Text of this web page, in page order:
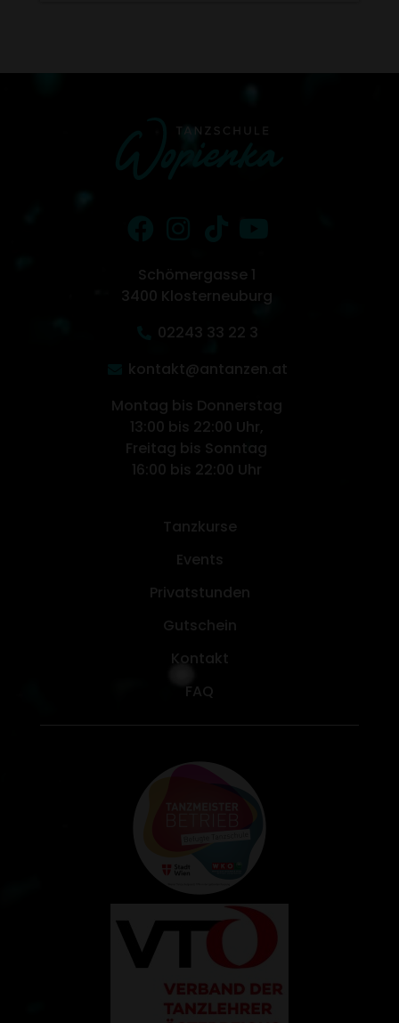
Schömergasse 1
3400 Klosterneuburg
02243 33 22 3
kontakt@antanzen.at
Montag bis Donnerstag
13:00 bis 22:00 Uhr,
Freitag bis Sonntag
16:00 bis 22:00 Uhr
Tanzkurse
Events
Privatstunden
Gutschein
Kontakt
FAQ